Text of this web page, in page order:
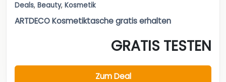
Deals, Beauty, Kosmetik
ARTDECO Kosmetiktasche gratis erhalten
GRATIS TESTEN
Zum Deal